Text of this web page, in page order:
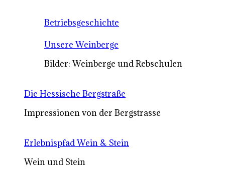
Betriebsgeschichte
Unsere Weinberge
Bilder: Weinberge und Rebschulen
Die Hessische Bergstraße
Impressionen von der Bergstrasse
Erlebnispfad Wein & Stein
Wein und Stein